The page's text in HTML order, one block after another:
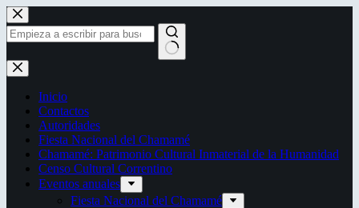
Saltar
al
contenido
Sin
resultados
Inicio
Contactos
Autoridades
Fiesta Nacional del Chamamé
Chamamé: Patrimonio Cultural Inmaterial de la Humanidad
Censo Cultural Correntino
Eventos anuales
Fiesta Nacional del Chamamé